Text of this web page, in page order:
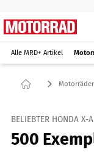
Alle MRD+ Artikel
Motorräder
BELIEBTER HONDA X-
500